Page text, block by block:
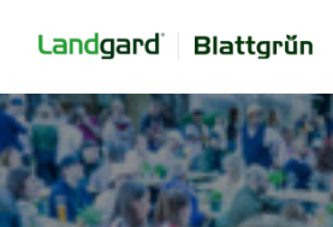
Neugier
Inspiration